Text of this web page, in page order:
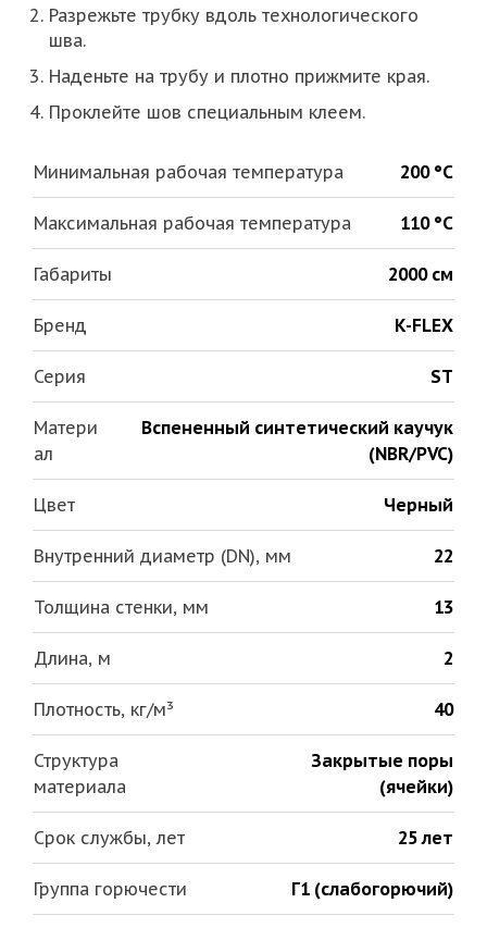
Разрежьте трубку вдоль технологического
шва.
Наденьте на трубу и плотно прижмите края.
Проклейте шов специальным клеем.
Минимальная рабочая температура 200 °С
Максимальная рабочая температура 110 °С
Габариты 2000 см
Бренд K-FLEX
Серия ST
Матери
ал
Вспененный синтетический каучук
(NBR/PVC)
Цвет Черный
Внутренний диаметр (DN), мм 22
Толщина стенки, мм 13
Длина, м 2
Плотность, кг/м³ 40
Структура
материала
Закрытые поры
(ячейки)
Срок службы, лет 25 лет
Группа горючести Г1 (слабогорючий)